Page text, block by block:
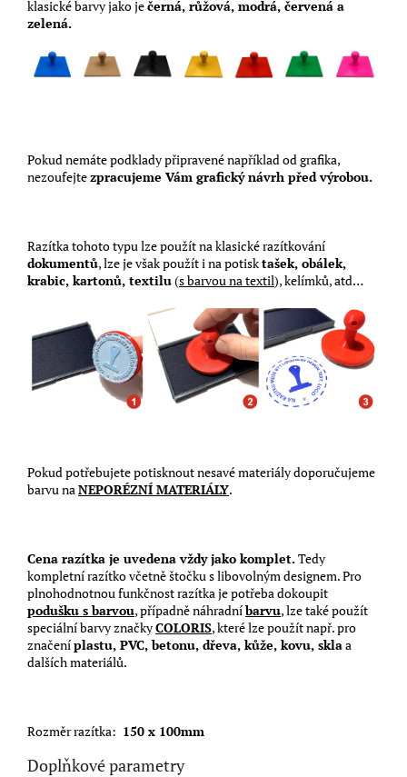
klasické barvy jako ječerná, růžová, modrá, červená a
zelená.
Pokud nemáte podklady připravené například od grafika,
nezoufejtezpracujeme Vám grafický návrh před výrobou.
Razítka tohoto typu lze použít na klasické razítkování
dokumentů, lze je však použít i na potisktašek, obálek,
krabic, kartonů, textilu(s barvou na textil), kelímků, atd…
Pokud potřebujete potisknout nesavé materiály doporučujeme
barvu naNEPORÉZNÍ MATERIÁLY.
Cena razítka je uvedena vždy jako komplet.Tedy
kompletní razítko včetně štočku s libovolným designem. Pro
plnohodnotnou funkčnost razítka je potřeba dokoupit
podušku s barvou, případně náhradníbarvu, lze také použít
speciální barvy značkyCOLORIS, které lze použít např. pro
značeníplastu, PVC, betonu, dřeva, kůže, kovu, sklaa
dalších materiálů.
Rozměr razítka: 150 x 100mm
Doplňkové parametry